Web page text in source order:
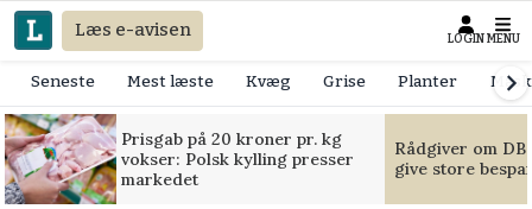
Læs e-avisen LOGIN MENU
Seneste Mest læste Kvæg Grise Planter
Prisgab på 20 kroner pr. kg
vokser: Polsk kylling presser
markedet
Rådgiver om
give store